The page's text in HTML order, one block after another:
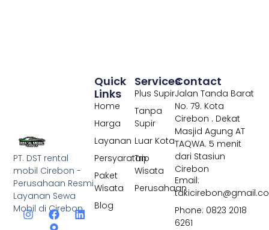
PT. DST rental
mobil Cirebon -
Perusahaan Resmi
Layanan Sewa
Mobil di Cirebon
Services
Plus Supir
Tanpa
Supir
Luar Kota
Trip
Wisata
Perusahaan
Quick
Links
Home
Harga
Layanan
Persyaratan
Paket
Wisata
Blog
Contact
Jalan Tanda Barat
No. 79. Kota
Cirebon . Dekat
Masjid Agung AT
TAQWA. 5 menit
dari Stasiun
Cirebon
Email:
Phone: 0823 2018
6261